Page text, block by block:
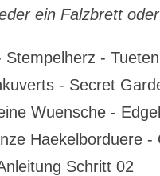
ein Falzbrett